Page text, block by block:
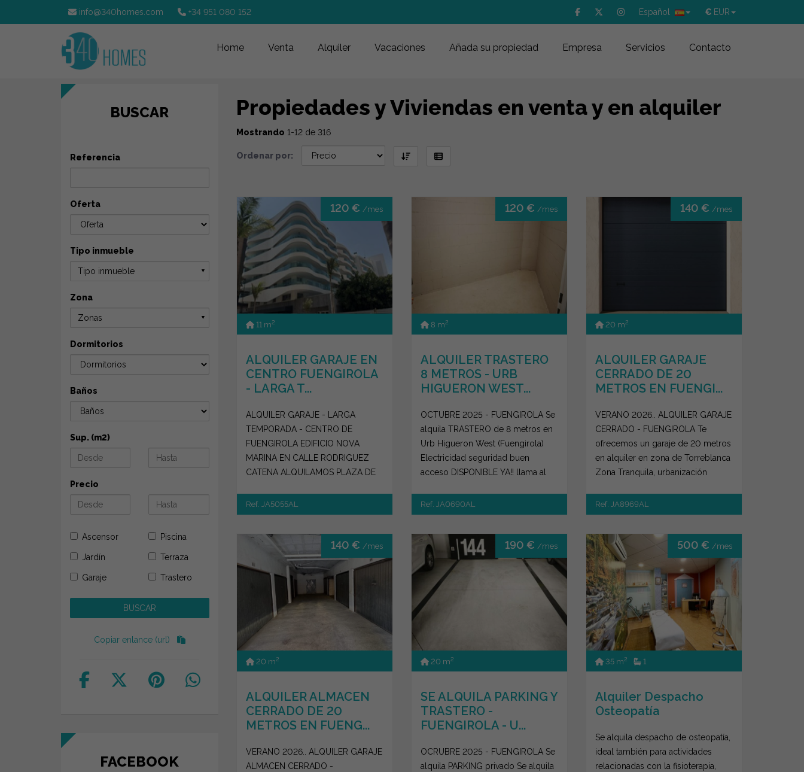
info@340homes.com +34 951 080 152 € EUR
Español
Home Venta Alquiler Vacaciones Añada su propiedad Empresa Servicios Contacto
Propiedades y Viviendas en venta y en alquiler
Mostrando 1-12 de 316
Ordenar por:
120 € /mes
11 m2
ALQUILER GARAJE EN
CENTRO FUENGIROLA
- LARGA T...
ALQUILER GARAJE - LARGA
TEMPORADA - CENTRO DE
FUENGIROLA EDIFICIO NOVA
MARINA EN CALLE RODRIGUEZ
CATENA ALQUILAMOS PLAZA DE
ACCESO, MUY...
Ref. JA5055AL
120 € /mes
8 m2
ALQUILER TRASTERO
8 METROS - URB
HIGUERON WEST...
OCTUBRE 2025 - FUENGIROLA Se
alquila TRASTERO de 8 metros en
Urb Higueron West (Fuengirola)
Electricidad seguridad buen
acceso DISPONIBLE YA!! llama al
Ref. JA0690AL
140 € /mes
20 m2
ALQUILER GARAJE
CERRADO DE 20
METROS EN FUENGI...
VERANO 2026.. ALQUILER GARAJE
CERRADO - FUENGIROLA Te
ofrecemos un garaje de 20 metros
en alquiler en zona de Torreblanca
Zona Tranquila, urbanización
Ref. JA8969AL
140 € /mes
20 m2
ALQUILER ALMACEN
CERRADO DE 20
METROS EN FUENG...
VERANO 2026.. ALQUILER GARAJE
ALMACEN CERRADO -
190 € /mes
20 m2
SE ALQUILA PARKING Y
TRASTERO -
FUENGIROLA - U...
OCRUBRE 2025 - FUENGIROLA Se
alquila PARKING privado Se alquila
500 € /mes
35 m2 1
Alquiler Despacho
Osteopatía
Se alquila despacho de osteopatía,
ideal también para actividades
relacionadas con la fisioterapia,
BUSCAR
Referencia
Oferta
Tipo inmueble
Tipo inmueble ▼
Zona
Zonas ▼
Dormitorios
Baños
Sup. (m2)
Precio
Ascensor Piscina
Jardín Terraza
Garaje Trastero
Copiar enlance (url)
FACEBOOK